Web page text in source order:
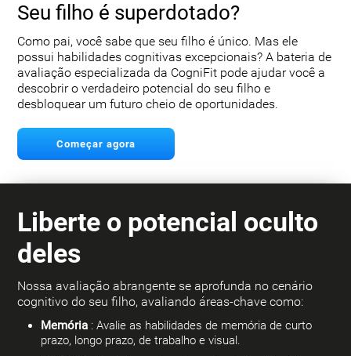
Seu filho é superdotado?
Como pai, você sabe que seu filho é único. Mas ele
possui habilidades cognitivas excepcionais? A bateria de
avaliação especializada da CogniFit pode ajudar você a
descobrir o verdadeiro potencial do seu filho e
desbloquear um futuro cheio de oportunidades.
Começar agora
Liberte o potencial oculto
deles
Nossa avaliação abrangente se aprofunda no cenário
cognitivo do seu filho, avaliando áreas-chave como:
Memória : Avalie as habilidades de memória de curto
prazo, longo prazo, de trabalho e visual.